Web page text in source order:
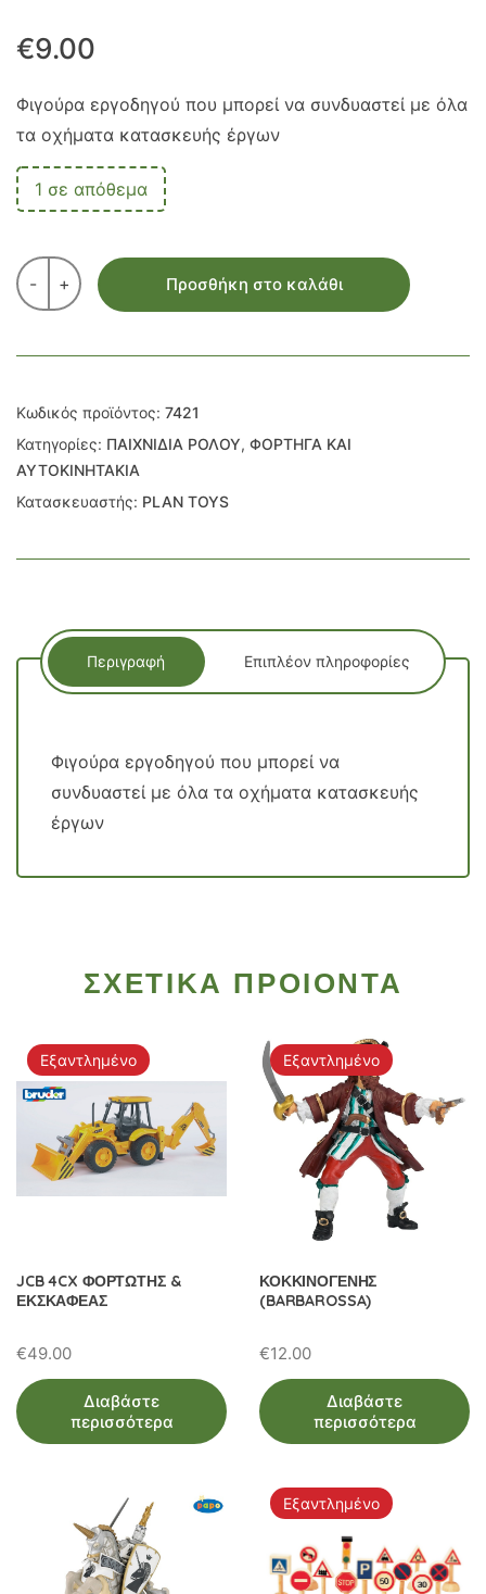
€9.00
Φιγούρα εργοδηγού που μπορεί να συνδυαστεί με όλα
τα οχήματα κατασκευής έργων
1 σε απόθεμα
- + Προσθήκη στο καλάθι
Κωδικός προϊόντος: 7421
Κατηγορίες: ΠΑΙΧΝΙΔΙΑ ΡΟΛΟΥ, ΦΟΡΤΗΓΑ ΚΑΙ
ΑΥΤΟΚΙΝΗΤΑΚΙΑ
Κατασκευαστής: PLAN TOYS
Περιγραφή Επιπλέον πληροφορίες
Φιγούρα εργοδηγού που μπορεί να
συνδυαστεί με όλα τα οχήματα κατασκευής
έργων
ΣΧΕΤΙΚΑ ΠΡΟΙΟΝΤΑ
Εξαντλημένο
JCB 4CX ΦΟΡΤΩΤΗΣ &
ΕΚΣΚΑΦΕΑΣ
€49.00
Διαβάστε
περισσότερα
Εξαντλημένο
ΚΟΚΚΙΝΟΓΕΝΗΣ
(BARBAROSSA)
€12.00
Διαβάστε
περισσότερα
Εξαντλημένο